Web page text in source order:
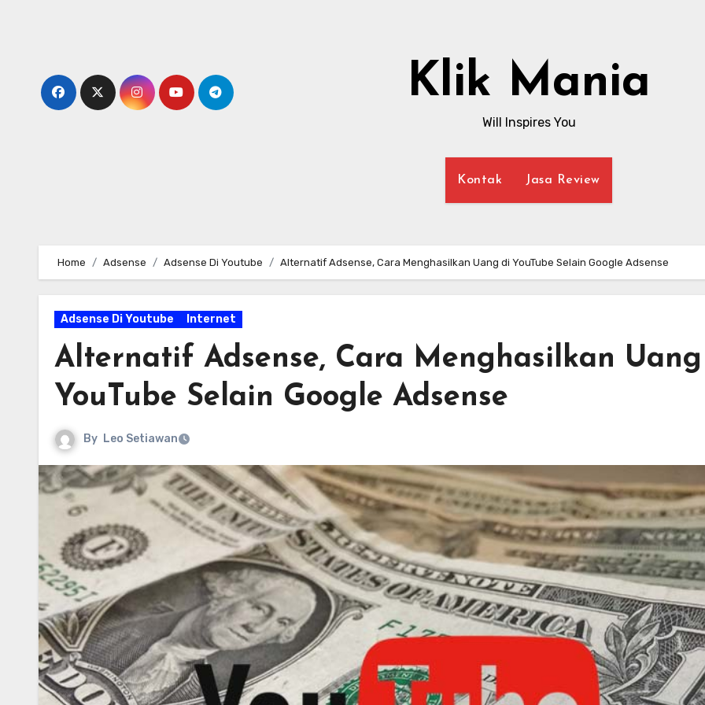
Klik Mania
Will Inspires You
Kontak Jasa Review
Home Adsense Adsense Di Youtube Alternatif Adsense, Cara Menghasilkan Uang di YouTube Selain Google Adsense
Adsense Di Youtube Internet
Alternatif Adsense, Cara Menghasilkan
YouTube Selain Google Adsense
By Leo Setiawan